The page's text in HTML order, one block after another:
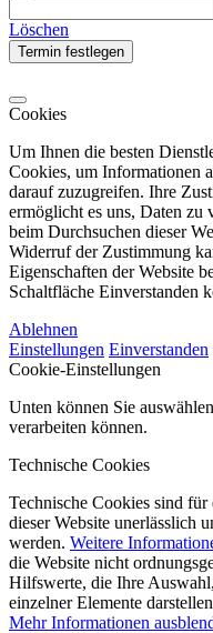
Löschen
Termin festlegen
Cookies
Um Ihnen die besten
Cookies, um Informationen
darauf zuzugreifen. Ihre
ermöglicht es uns, Daten zu
beim Durchsuchen dieser
Widerruf der Zustimmung
Eigenschaften der Website
Schaltfläche Einverstanden
Ablehnen
Einstellungen Einverstanden
Cookie-Einstellungen
Unten können Sie
verarbeiten können.
Technische Cookies
Technische Cookies sind
dieser Website unerlässlich
werden. Weitere
die Website nicht
Hilfswerte, die Ihre
einzelner Elemente
Mehr Informationen